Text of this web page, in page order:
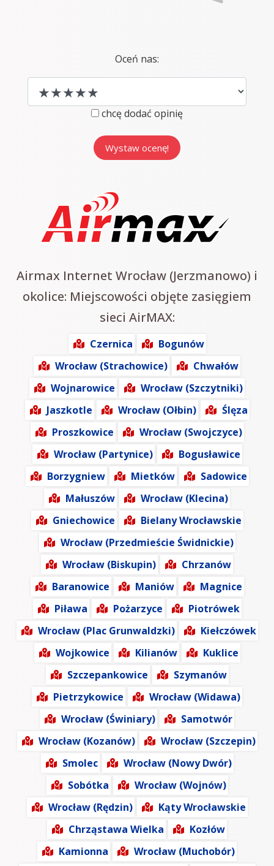
Oceń nas:
chcę dodać opinię
Airmax Internet Wrocław (Jerzmanowo) i
okolice: Miejscowości objęte zasięgiem
sieci AirMAX:
Czernica
Bogunów
Wrocław (Strachowice)
Chwałów
Wojnarowice
Wrocław (Szczytniki)
Jaszkotle
Wrocław (Ołbin)
Ślęza
Proszkowice
Wrocław (Swojczyce)
Wrocław (Partynice)
Bogusławice
Borzygniew
Mietków
Sadowice
Małuszów
Wrocław (Klecina)
Gniechowice
Bielany Wrocławskie
Wrocław (Przedmieście Świdnickie)
Wrocław (Biskupin)
Chrzanów
Baranowice
Maniów
Magnice
Piława
Pożarzyce
Piotrówek
Wrocław (Plac Grunwaldzki)
Kiełczówek
Wojkowice
Kilianów
Kuklice
Szczepankowice
Szymanów
Pietrzykowice
Wrocław (Widawa)
Wrocław (Świniary)
Samotwór
Wrocław (Kozanów)
Wrocław (Szczepin)
Smolec
Wrocław (Nowy Dwór)
Sobótka
Wrocław (Wojnów)
Wrocław (Rędzin)
Kąty Wrocławskie
Chrząstawa Wielka
Kozłów
Kamionna
Wrocław (Muchobór)